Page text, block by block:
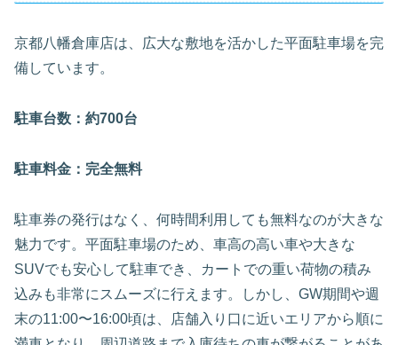
京都八幡倉庫店は、広大な敷地を活かした平面駐車場を完
備しています。
駐車台数：約700台
駐車料金：完全無料
駐車券の発行はなく、何時間利用しても無料なのが大きな
魅力です。平面駐車場のため、車高の高い車や大きな
SUVでも安心して駐車でき、カートでの重い荷物の積み
込みも非常にスムーズに行えます。しかし、GW期間や週
末の11:00〜16:00頃は、店舗入り口に近いエリアから順に